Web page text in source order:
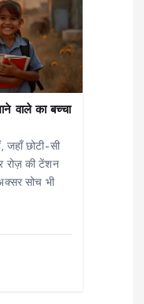
वाले का बच्चा
जहाँ छोटी–सी
रोज़ की टेंशन
सोच भी